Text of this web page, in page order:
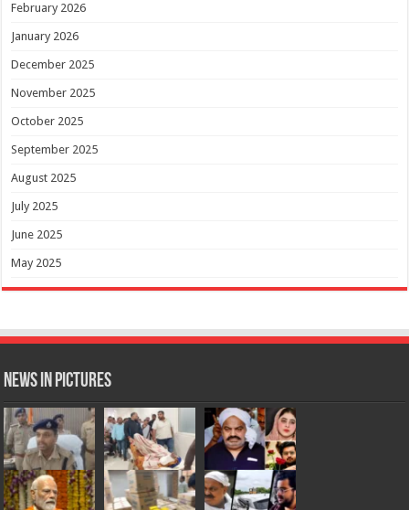
February 2026
January 2026
December 2025
November 2025
October 2025
September 2025
August 2025
July 2025
June 2025
May 2025
News in Pictures